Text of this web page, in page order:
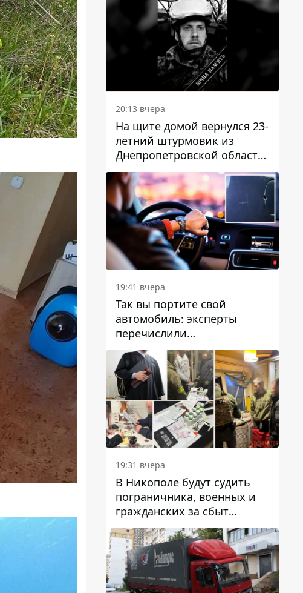
20:13 вчера
На щите домой вернулся 23-
летний штурмовик из
Днепропетровской области
Богдан Бескровный
19:41 вчера
Так вы портите свой
автомобиль: эксперты
перечислили
распространенные
привычки водителей,
которые на самом деле
вредят машине
19:31 вчера
В Никополе будут судить
пограничника, военных и
гражданских за сбыт
психотропов